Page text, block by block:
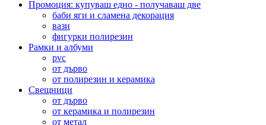
Промоция: купуваш едно - получаваш две
баби яги и сламена декорация
вази
фигурки полирезин
Рамки и албуми
pvc
от дърво
от полирезин и керамика
Свещници
от дърво
от керамика и полирезин
от метал